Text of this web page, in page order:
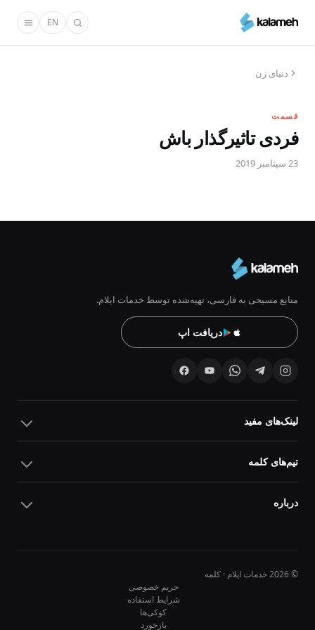
محتوای
EN
دنیای زن
قسمت
فردی تاثیرگذار باش
23 سپتامبر 2019
منابع مسیحی به فارسی، تهیه‌شده توسط خدمات ایلام.
دریافت اپ
لینک‌های مفید
تیم‌های کلمه
درباره
© 2026 خدمات ایلام · کلمه
حریم خصوصی
شرایط استفاده
کوکی‌ها
بازخورد
10